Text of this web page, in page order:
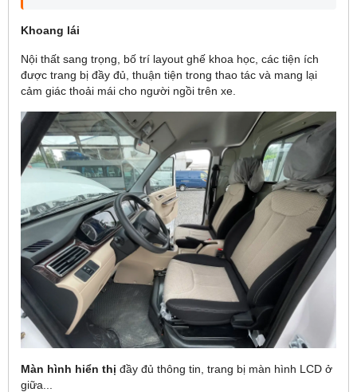
Khoang lái
Nội thất sang trọng, bố trí layout ghế khoa học, các tiện ích
được trang bị đầy đủ, thuận tiện trong thao tác và mang lại
cảm giác thoải mái cho người ngồi trên xe.
Màn hình hiển thị đầy đủ thông tin, trang bị màn hình LCD ở
giữa...